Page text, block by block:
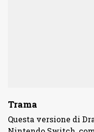
Trama
Questa versione di